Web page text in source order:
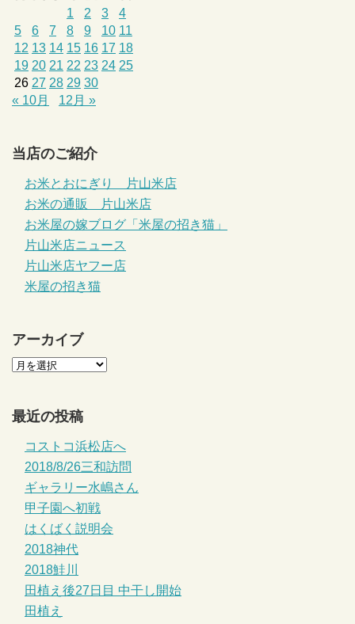
1
2 3
4
5
6 7 8 9 10 11
12 13 14 15 16 17 18
19 20 21 22 23 24 25
26 27 28 29 30
« 10月
12月 »
当店のご紹介
お米とおにぎり 片山米店
お米の通販 片山米店
お米屋の嫁ブログ「米屋の招き猫」
片山米店ニュース
片山米店ヤフー店
米屋の招き猫
アーカイブ
最近の投稿
コストコ浜松店へ
2018/8/26三和訪問
ギャラリー水嶋さん
甲子園へ初戦
はくばく説明会
2018神代
2018鮭川
田植え後27日目 中干し開始
田植え